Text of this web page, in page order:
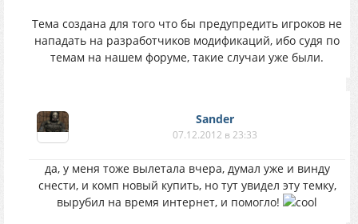
Тема создана для того что бы предупредить игроков не
нападать на разработчиков модификаций, ибо судя по
темам на нашем форуме, такие случаи уже были.
Sander
07.12.2012 в 23:33
да, у меня тоже вылетала вчера, думал уже и винду
снести, и комп новый купить, но тут увидел эту темку,
вырубил на время интернет, и помогло!